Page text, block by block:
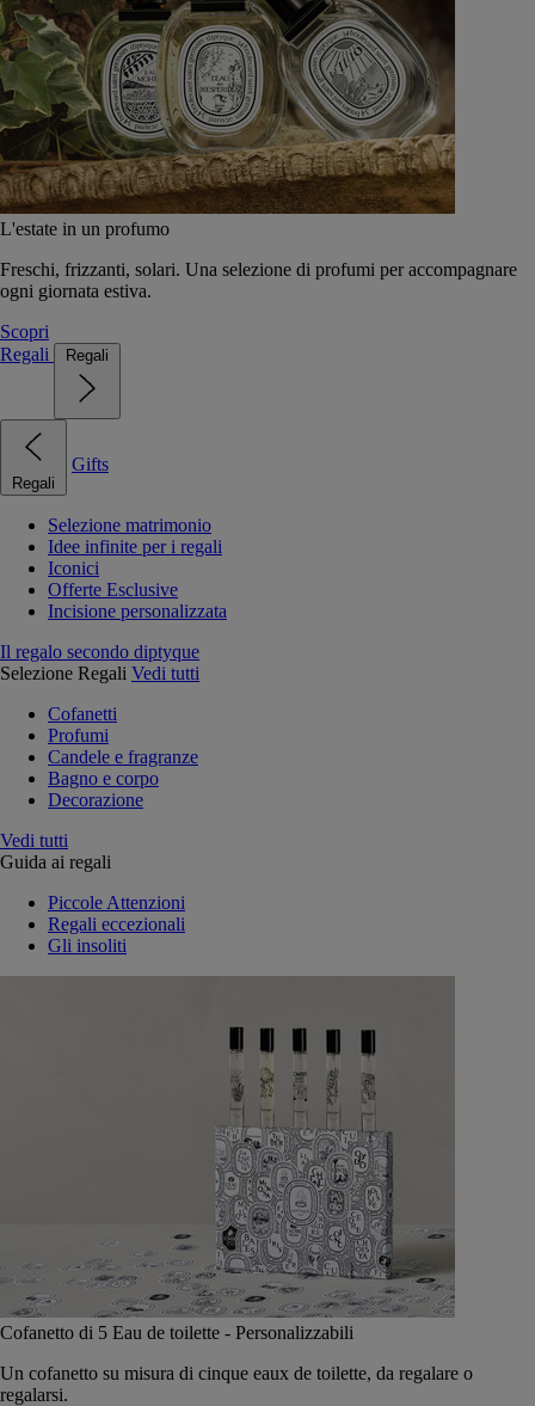
L'estate in un profumo
Freschi, frizzanti, solari. Una selezione di profumi per accompagnare
ogni giornata estiva.
Scopri
Regali
Regali
Regali
Gifts
Selezione matrimonio
Idee infinite per i regali
Iconici
Offerte Esclusive
Incisione personalizzata
Il regalo secondo diptyque
Selezione Regali Vedi tutti
Cofanetti
Profumi
Candele e fragranze
Bagno e corpo
Decorazione
Vedi tutti
Guida ai regali
Piccole Attenzioni
Regali eccezionali
Gli insoliti
Cofanetto di 5 Eau de toilette - Personalizzabili
Un cofanetto su misura di cinque eaux de toilette, da regalare o
regalarsi.